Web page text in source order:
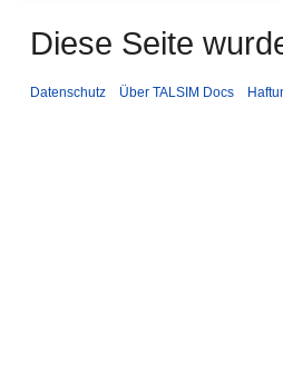
Diese Seite
Datenschutz Über TALSIM Docs